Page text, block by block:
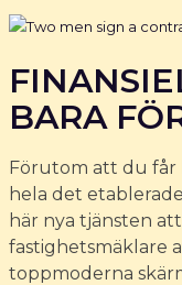
BARA
Förutom att du
hela det
här nya tjänsten
fastighetsmäklare
toppmoderna